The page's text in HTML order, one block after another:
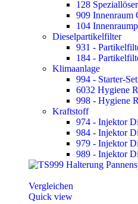
128 Speziallöser
909 Innenraum
104
Dieselpartikelfilter
931 -
184 -
Klimaanlage
994 - Starter-
6032 Hygiene
998 - Hygiene
Kraftstoff
974 - Injektor
984 - Injektor
979 - Injektor
989 - Injektor
Vergleichen
Quick view